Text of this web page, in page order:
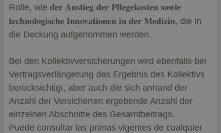
Rolle, wie der Anstieg der Pflegekosten sowie
technologische Innovationen in der Medizin, die in
die Deckung aufgenommen werden.
Bei den Kollektivversicherungen wird ebenfalls bei
Vertragsverlängerung das Ergebnis des Kollektivs
berücksichtigt, aber auch die sich anhand der
Anzahl der Versicherten ergebende Anzahl der
einzelnen Abschnitte des Gesamtbeitrags.
Puede consultar las primas vigentes de cualquier